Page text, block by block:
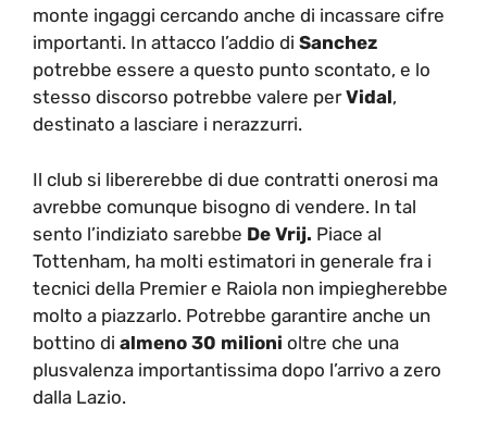
monte ingaggi cercando anche di incassare cifre
importanti. In attacco l’addio di Sanchez
potrebbe essere a questo punto scontato, e lo
stesso discorso potrebbe valere perVidal,
destinato a lasciare i nerazzurri.
Il club si libererebbe di due contratti onerosi ma
avrebbe comunque bisogno di vendere. In tal
sento l’indiziato sarebbe De Vrij. Piace al
Tottenham, ha molti estimatori in generale fra i
tecnici della Premier e Raiola non impiegherebbe
molto a piazzarlo. Potrebbe garantire anche un
bottino di almeno 30 milioni oltre che una
plusvalenza importantissima dopo l’arrivo a zero
dalla Lazio.